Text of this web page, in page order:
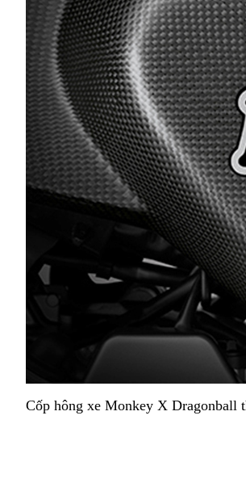
Cốp hông xe Monkey X Dragonball